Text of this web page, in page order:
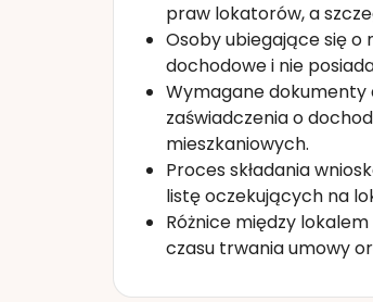
praw lokatorów, a
Osoby ubiegające się o
dochodowe i nie
Wymagane dokumenty
zaświadczenia o
mieszkaniowych.
Proces składania
listę oczekujących na
Różnice między
czasu trwania umowy